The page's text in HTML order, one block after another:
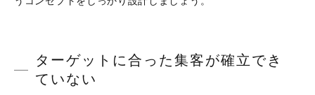
ターゲットに合った集客が確立でき
ていない